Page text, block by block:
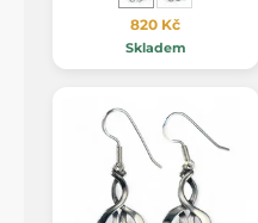
820 Kč
Skladem